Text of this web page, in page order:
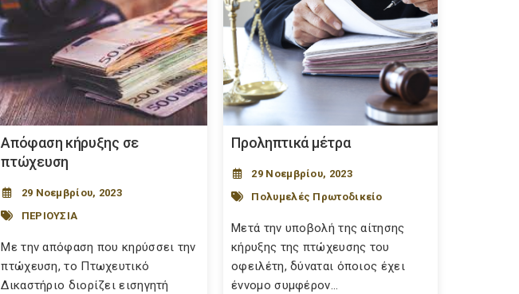
Απόφαση κήρυξης σε
πτώχευση
29 Νοεμβρίου, 2023
ΠΕΡΙΟΥΣΙΑ
Με την απόφαση που κηρύσσει την
πτώχευση, το Πτωχευτικό
Δικαστήριο διορίζει εισηγητή
Προληπτικά μέτρα
29 Νοεμβρίου, 2023
Πολυμελές Πρωτοδικείο
Μετά την υποβολή της αίτησης
κήρυξης της πτώχευσης του
οφειλέτη, δύναται όποιος έχει
έννομο συμφέρον...